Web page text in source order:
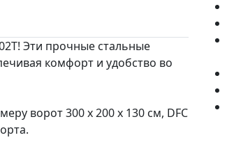
Эти прочные стальные
комфорт и удобство во
ворот 300 х 200 х 130 см, DFC